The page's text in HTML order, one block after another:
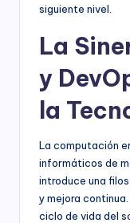
siguiente nivel.
La
y
la
La computación
informáticos de
introduce una
y mejora
ciclo de vida del